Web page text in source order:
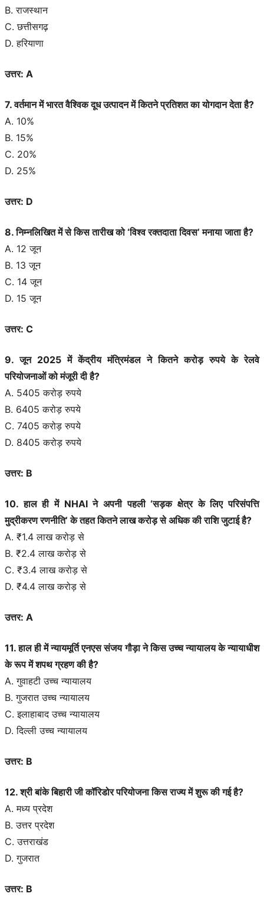
B. राजस्थान
C. छत्तीसगढ़
D. हरियाणा
उत्तर: A
7. वर्तमान में भारत वैश्विक दूध उत्पादन में कितने प्रतिशत का योगदान देता है?
A. 10%
B. 15%
C. 20%
D. 25%
उत्तर: D
8. निम्नलिखित में से किस तारीख को ‘विश्व रक्तदाता दिवस’ मनाया जाता है?
A. 12 जून
B. 13 जून
C. 14 जून
D. 15 जून
उत्तर: C
9. जून 2025 में केंद्रीय मंत्रिमंडल ने कितने करोड़ रुपये के रेलवे
परियोजनाओं को मंजूरी दी है?
A. 5405 करोड़ रुपये
B. 6405 करोड़ रुपये
C. 7405 करोड़ रुपये
D. 8405 करोड़ रुपये
उत्तर: B
10. हाल ही में NHAI ने अपनी पहली ‘सड़क क्षेत्र के लिए परिसंपत्ति
मुद्रीकरण रणनीति’ के तहत कितने लाख करोड़ से अधिक की राशि जुटाई है?
A. ₹1.4 लाख करोड़ से
B. ₹2.4 लाख करोड़ से
C. ₹3.4 लाख करोड़ से
D. ₹4.4 लाख करोड़ से
उत्तर: A
11. हाल ही में न्यायमूर्ति एनएस संजय गौड़ा ने किस उच्च न्यायालय के न्यायाधीश
के रूप में शपथ ग्रहण की है?
A. गुवाहटी उच्च न्यायालय
B. गुजरात उच्च न्यायालय
C. इलाहाबाद उच्च न्यायालय
D. दिल्ली उच्च न्यायालय
उत्तर: B
12. श्री बांके बिहारी जी कॉरिडोर परियोजना किस राज्य में शुरू की गई है?
A. मध्य प्रदेश
B. उत्तर प्रदेश
C. उत्तराखंड
D. गुजरात
उत्तर: B